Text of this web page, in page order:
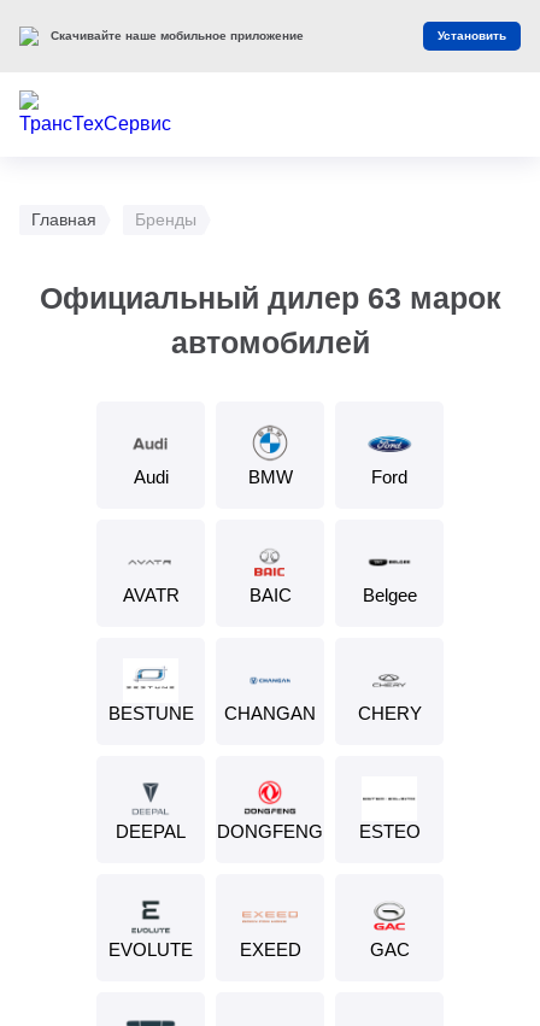
Главная Бренды
Официальный дилер 63 марок
автомобилей
Audi BMW Ford
AVATR BAIC Belgee
BESTUNE CHANGAN CHERY
DEEPAL DONGFENG ESTEO
EVOLUTE EXEED GAC
Скачивайте наше мобильное приложение Установить